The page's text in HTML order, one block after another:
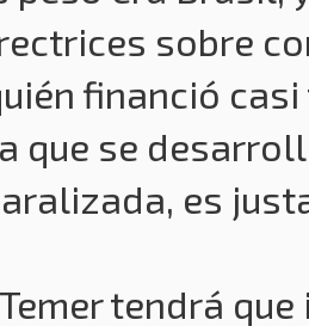
sobre
financió
que se
es
tendrá